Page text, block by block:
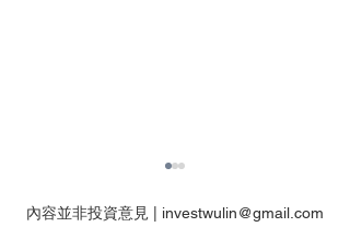
內容並非投資意見 | investwulin@gmail.com